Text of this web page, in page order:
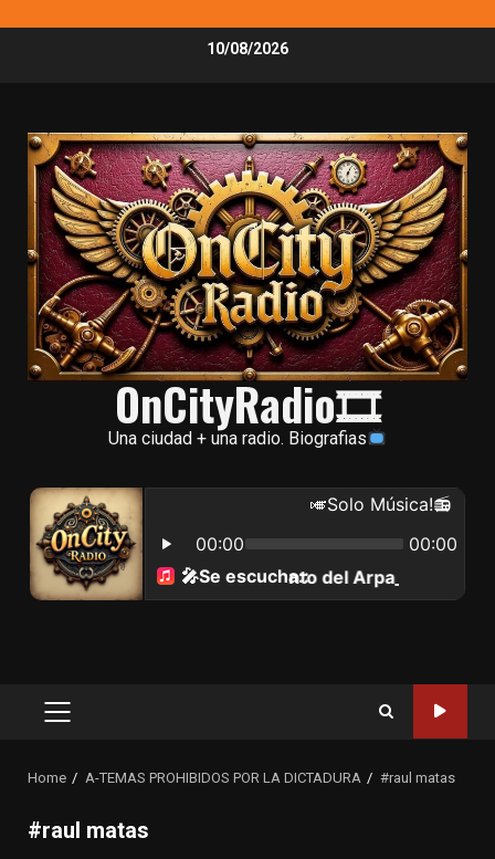
10/08/2026
OnCityRadio🎞
Una ciudad + una radio. Biografias
Primary
Home A-TEMAS PROHIBIDOS POR LA DICTADURA #raul matas
#raul matas